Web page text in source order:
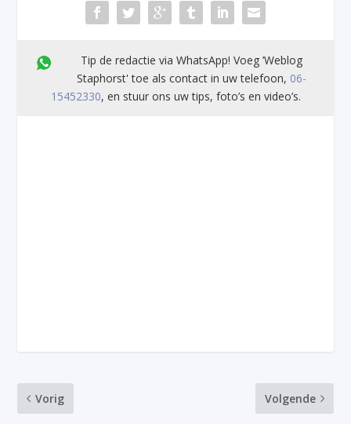
Tip de redactie via WhatsApp! Voeg ’Weblog
Staphorst' toe als contact in uw telefoon, 06-
15452330, en stuur ons uw tips, foto’s en video’s.
Vorig Volgende